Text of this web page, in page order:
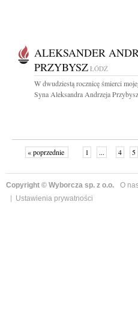
ALEKSANDER
PRZYBYSZ ŁÓDŹ
W dwudziestą rocznicę śmierci
Syna Aleksandra Andrzeja
« poprzednie 1 ... 4 5
Copyright © Wyborcza sp. z o.o. O
Ustawienia prywatności